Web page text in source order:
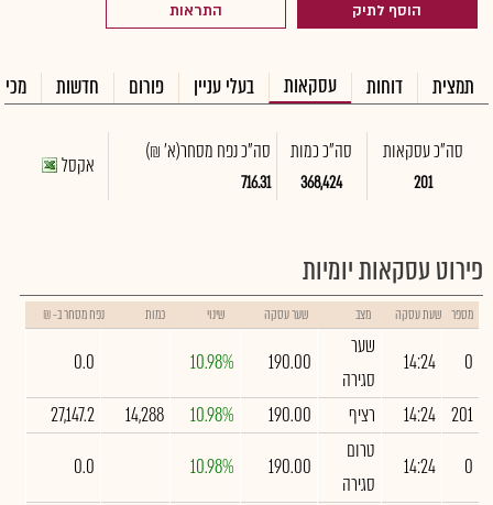
הוסף לתיק התראות
תמצית דוחות עסקאות בעלי עניין פורום חדשות
סה"כ עסקאות
201
סה"כ כמות
368,424
סה"כ נפח מסחר(א' ₪)
716.31
אקסל
פירוט עסקאות יומיות
מספר שעת עסקה מצב שער עסקה שינוי כמות נפח מסחר ב- ₪
0
14:24
שער
סגירה
190.00
10.98%
0.0
201
14:24 רציף 190.00
10.98%
14,288
27,147.2
0
14:24
טרום
סגירה
190.00
10.98%
0.0